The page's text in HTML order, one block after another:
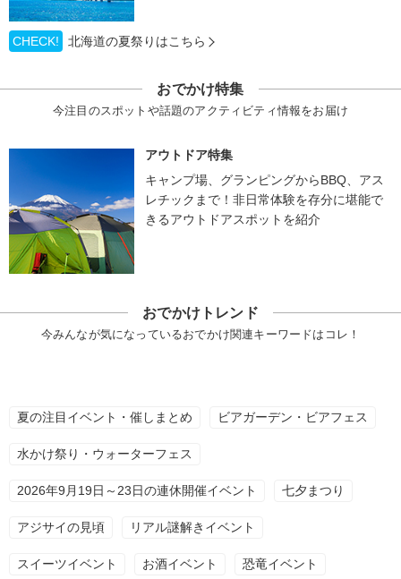
CHECK! 北海道の夏祭りはこちら
おでかけ特集
今注目のスポットや話題のアクティビティ情報をお届け
アウトドア特集
キャンプ場、グランピングからBBQ、アス
レチックまで！非日常体験を存分に堪能で
きるアウトドアスポットを紹介
おでかけトレンド
今みんなが気になっているおでかけ関連キーワードはコレ！
夏の注目イベント・催しまとめ ビアガーデン・ビアフェス
水かけ祭り・ウォーターフェス
2026年9月19日～23日の連休開催イベント 七夕まつり
アジサイの見頃 リアル謎解きイベント
スイーツイベント お酒イベント 恐竜イベント